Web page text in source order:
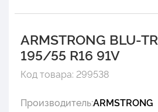
ARMSTRONG BLU-
195/55 R16 91V
Код товара: 299538
Производитель:ARMSTRONG